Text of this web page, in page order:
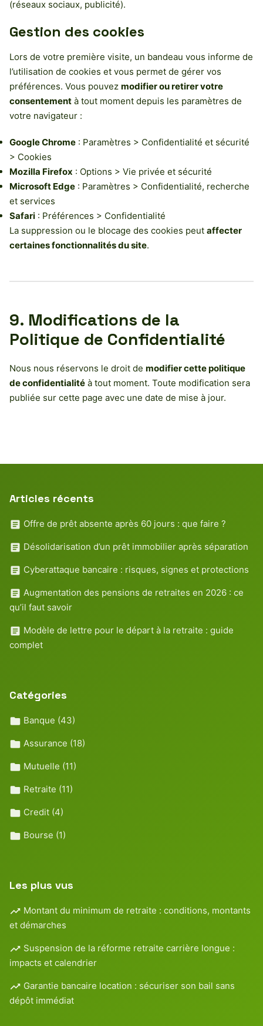
(réseaux sociaux, publicité).
Gestion des cookies
Lors de votre première visite, un bandeau vous informe de
l’utilisation de cookies et vous permet de gérer vos
préférences. Vous pouvez modifier ou retirer votre
consentement à tout moment depuis les paramètres de
votre navigateur :
Google Chrome : Paramètres > Confidentialité et sécurité
> Cookies
Mozilla Firefox : Options > Vie privée et sécurité
Microsoft Edge : Paramètres > Confidentialité, recherche
et services
Safari : Préférences > Confidentialité
La suppression ou le blocage des cookies peut affecter
certaines fonctionnalités du site.
9. Modifications de la
Politique de Confidentialité
Nous nous réservons le droit de modifier cette politique
de confidentialité à tout moment. Toute modification sera
publiée sur cette page avec une date de mise à jour.
Articles récents
Offre de prêt absente après 60 jours : que faire ?
Désolidarisation d’un prêt immobilier après séparation
Cyberattaque bancaire : risques, signes et protections
Augmentation des pensions de retraites en 2026 : ce
qu’il faut savoir
Modèle de lettre pour le départ à la retraite : guide
complet
Catégories
Banque (43)
Assurance (18)
Mutuelle (11)
Retraite (11)
Credit (4)
Bourse (1)
Les plus vus
Montant du minimum de retraite : conditions, montants
et démarches
Suspension de la réforme retraite carrière longue :
impacts et calendrier
Garantie bancaire location : sécuriser son bail sans
dépôt immédiat